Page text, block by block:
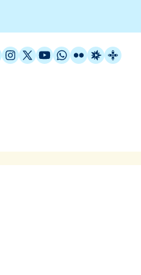
Instagram
X / Twitter
YouTube
WhatsApp
FlickrRadio